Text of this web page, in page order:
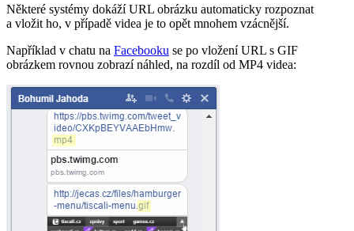
Některé systémy dokáží URL obrázku automaticky rozpoznat
a vložit ho, v případě videa je to opět mnohem vzácnější.
Například v chatu na Facebooku se po vložení URL s GIF
obrázkem rovnou zobrazí náhled, na rozdíl od MP4 videa: